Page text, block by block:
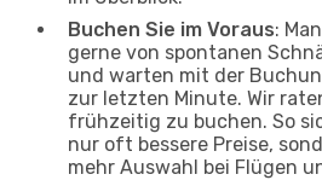
Buchen Sie im Voraus:
gerne von spontanen
und warten mit der
zur letzten Minute. Wir
frühzeitig zu buchen. So
nur oft bessere Preise,
mehr Auswahl bei Flügen